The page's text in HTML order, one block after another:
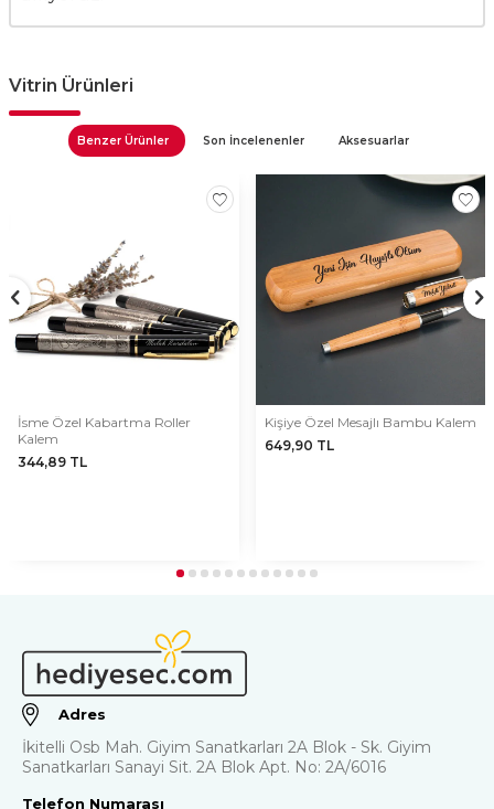
Vitrin Ürünleri
Benzer Ürünler Son İncelenenler Aksesuarlar
İsme Özel Kabartma Roller
Kalem
344,89 TL
Kişiye Özel Mesajlı Bambu Kalem
649,90 TL
Adres
İkitelli Osb Mah. Giyim Sanatkarları 2A Blok - Sk. Giyim
Sanatkarları Sanayi Sit. 2A Blok Apt. No: 2A/6016
Telefon Numarası